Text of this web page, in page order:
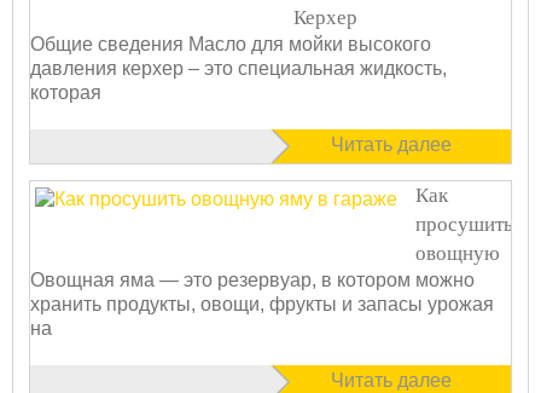
Керхер
Общие сведения Масло для мойки высокого
давления керхер – это специальная жидкость,
которая
Читать далее
Как
просушить
овощную
яму в
гараже?
Овощная яма — это резервуар, в котором можно
хранить продукты, овощи, фрукты и запасы урожая
на
Читать далее